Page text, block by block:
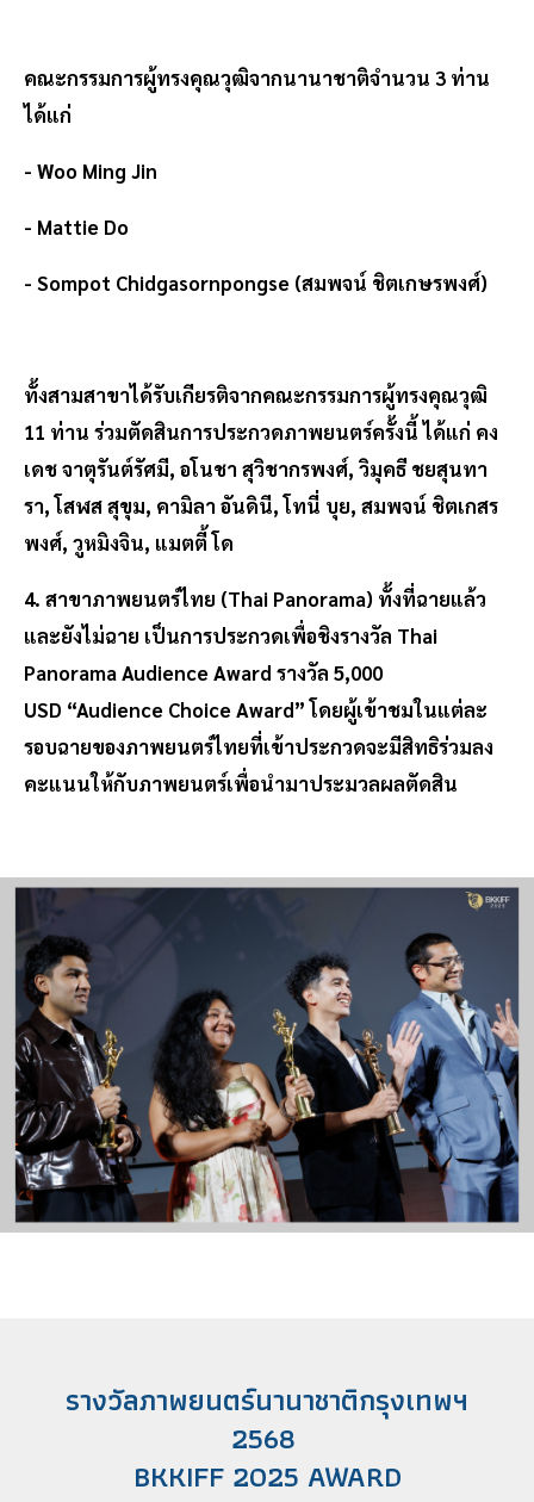
คณะกรรมการผู้ทรงคุณวุฒิจากนานาชาติจำนวน 3 ท่าน
ได้แก่
- Woo Ming Jin
- Mattie Do
- Sompot Chidgasornpongse (สมพจน์ ชิตเกษรพงศ์)
ทั้งสามสาขาได้รับเกียรติจากคณะกรรมการผู้ทรงคุณวุฒิ
11 ท่าน ร่วมตัดสินการประกวดภาพยนตร์ครั้งนี้ ได้แก่ คง
เดช จาตุรันต์รัศมี, อโนชา สุวิชากรพงศ์, วิมุคธี ชยสุนทา
รา, โสฬส สุขุม, คามิลา อันดินี, โทนี่ บุย, สมพจน์ ชิตเกสร
พงศ์, วูหมิงจิน, แมตตี้ โด
4. สาขาภาพยนตร์ไทย (Thai Panorama) ทั้งที่ฉายแล้ว
และยังไม่ฉาย เป็นการประกวดเพื่อชิงรางวัล Thai
Panorama Audience Award รางวัล 5,000
USD “Audience Choice Award” โดยผู้เข้าชมในแต่ละ
รอบฉายของภาพยนตร์ไทยที่เข้าประกวดจะมีสิทธิร่วมลง
คะแนนให้กับภาพยนตร์เพื่อนำมาประมวลผลตัดสิน
รางวัลภาพยนตร์นานาชาติกรุงเทพฯ
2568
BKKIFF 2025 AWARD